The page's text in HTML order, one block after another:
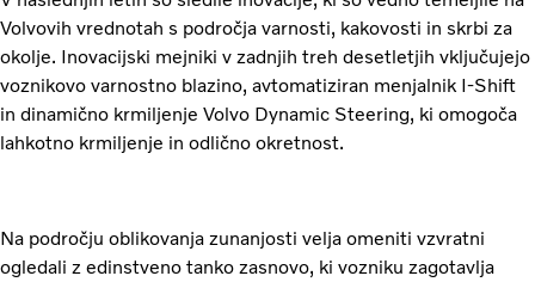
Volvovih vrednotah s področja varnosti, kakovosti in skrbi za
okolje. Inovacijski mejniki v zadnjih treh desetletjih vključujejo
voznikovo varnostno blazino, avtomatiziran menjalnik I-Shift
in dinamično krmiljenje Volvo Dynamic Steering, ki omogoča
lahkotno krmiljenje in odlično okretnost.
Na področju oblikovanja zunanjosti velja omeniti vzvratni
ogledali z edinstveno tanko zasnovo, ki vozniku zagotavlja